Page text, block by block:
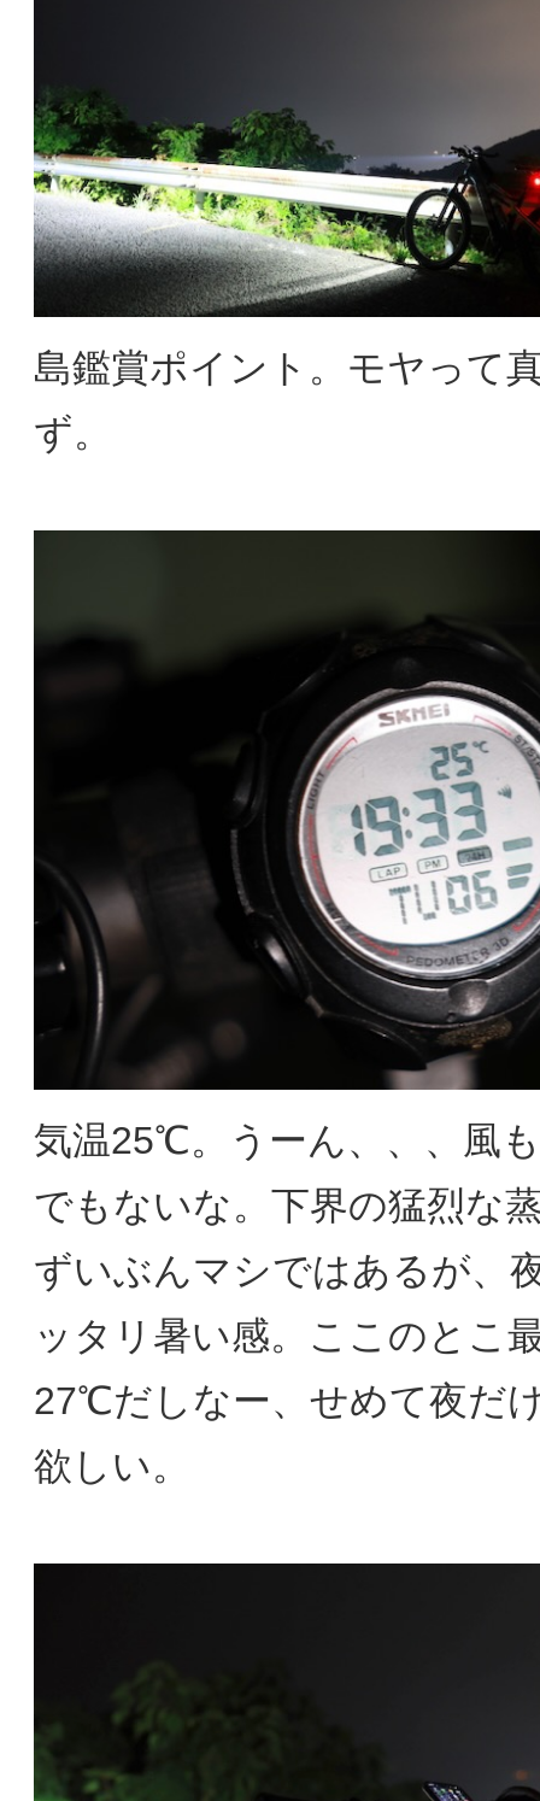
島鑑賞ポイント。モヤって
ず。
気温25℃。うーん、、、風
でもないな。下界の猛烈な
ずいぶんマシではあるが、
ッタリ暑い感。ここのとこ
27℃だしなー、せめて夜だ
欲しい。